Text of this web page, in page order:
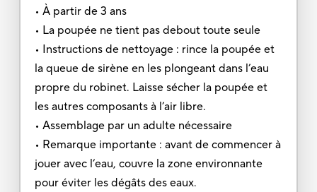
• À partir de 3 ans
• La poupée ne tient pas debout toute seule
• Instructions de nettoyage : rince la poupée et
la queue de sirène en les plongeant dans l’eau
propre du robinet. Laisse sécher la poupée et
les autres composants à l’air libre.
• Assemblage par un adulte nécessaire
• Remarque importante : avant de commencer à
jouer avec l’eau, couvre la zone environnante
pour éviter les dégâts des eaux.